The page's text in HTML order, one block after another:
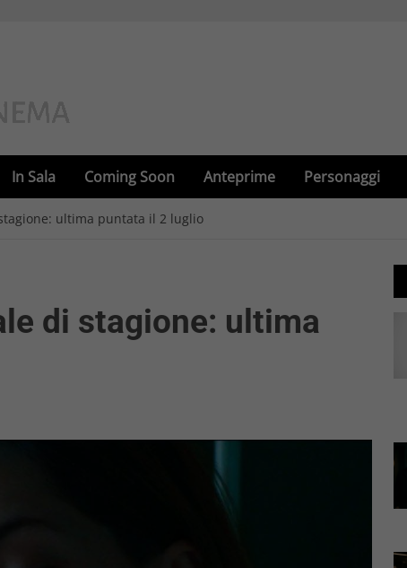
In Sala Coming Soon Anteprime Personaggi
ultima puntata il 2 luglio
di stagione: ultima